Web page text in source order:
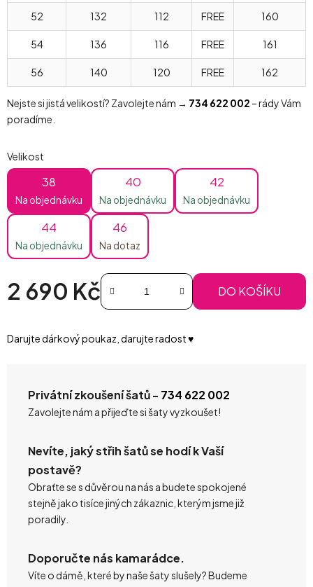
52 132 112 FREE 160
54 136 116 FREE 161
56 140 120 FREE 162
Nejste si jistá velikostí? Zavolejte nám → 734 622 002 – rády Vám
poradíme.
Velikost
38
Na objednávku
40
Na objednávku
42
Na objednávku
44
Na objednávku
46
Na dotaz
2 690 Kč DO KOŠÍKU
Darujte dárkový poukaz, darujte radost ♥️
Privátní zkoušení šatů - 734 622 002
Zavolejte nám a přijeďte si šaty vyzkoušet!
Nevíte, jaký střih šatů se hodí k Vaší
postavě?
Obraťte se s důvěrou na nás a budete spokojené
stejně jako tisíce jiných zákaznic, kterým jsme již
poradily.
Doporučte nás kamarádce.
Víte o dámě, které by naše šaty slušely? Budeme